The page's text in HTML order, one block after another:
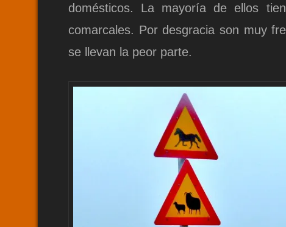
domésticos. La mayoría de ellos
comarcales. Por desgracia son muy
se llevan la peor parte.